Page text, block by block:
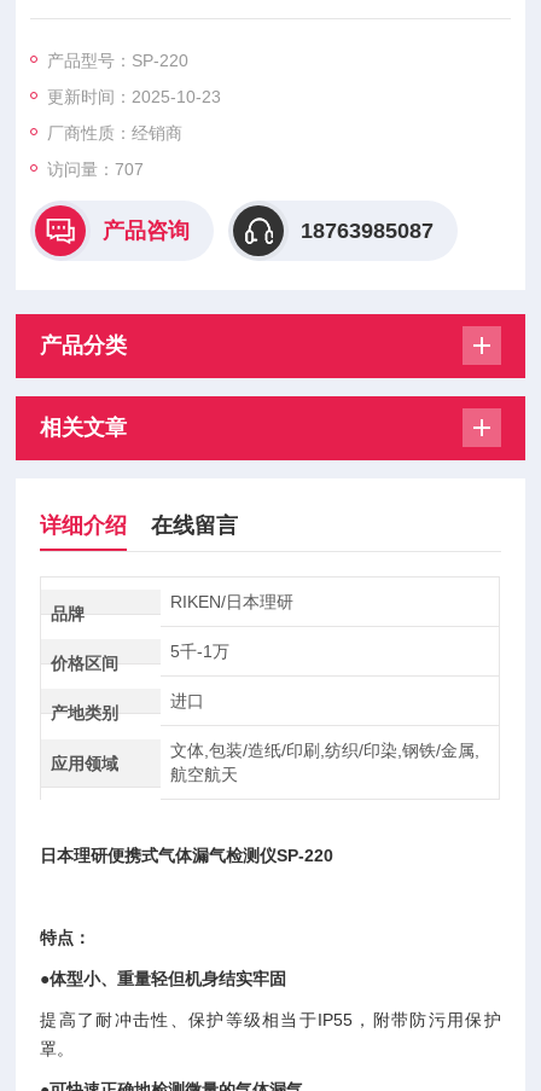
产品型号：SP-220
更新时间：2025-10-23
厂商性质：经销商
访问量：707
产品咨询 18763985087
产品分类
相关文章
详细介绍 在线留言
品牌
RIKEN/日本理研
价格区间
5千-1万
产地类别
进口
应用领域
文体,包装/造纸/印刷,纺织/印染,钢铁/金属,
航空航天
日本理研便携式气体漏气检测仪SP-220
特点：
●体型小、重量轻但机身结实牢固
提高了耐冲击性、保护等级相当于IP55，附带防污用保护
罩。